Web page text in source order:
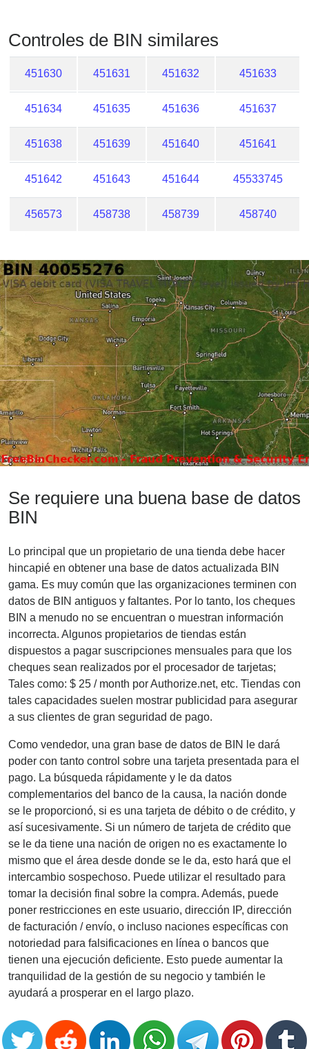
Controles de BIN similares
451630 451631 451632 451633
451634 451635 451636 451637
451638 451639 451640 451641
451642 451643 451644 45533745
456573 458738 458739 458740
Se requiere una buena base de datos
BIN
Lo principal que un propietario de una tienda debe hacer
hincapié en obtener una base de datos actualizada BIN
gama. Es muy común que las organizaciones terminen con
datos de BIN antiguos y faltantes. Por lo tanto, los cheques
BIN a menudo no se encuentran o muestran información
incorrecta. Algunos propietarios de tiendas están
dispuestos a pagar suscripciones mensuales para que los
cheques sean realizados por el procesador de tarjetas;
Tales como: $ 25 / month por Authorize.net, etc. Tiendas con
tales capacidades suelen mostrar publicidad para asegurar
a sus clientes de gran seguridad de pago.
Como vendedor, una gran base de datos de BIN le dará
poder con tanto control sobre una tarjeta presentada para el
pago. La búsqueda rápidamente y le da datos
complementarios del banco de la causa, la nación donde
se le proporcionó, si es una tarjeta de débito o de crédito, y
así sucesivamente. Si un número de tarjeta de crédito que
se le da tiene una nación de origen no es exactamente lo
mismo que el área desde donde se le da, esto hará que el
intercambio sospechoso. Puede utilizar el resultado para
tomar la decisión final sobre la compra. Además, puede
poner restricciones en este usuario, dirección IP, dirección
de facturación / envío, o incluso naciones específicas con
notoriedad para falsificaciones en línea o bancos que
tienen una ejecución deficiente. Esto puede aumentar la
tranquilidad de la gestión de su negocio y también le
ayudará a prosperar en el largo plazo.